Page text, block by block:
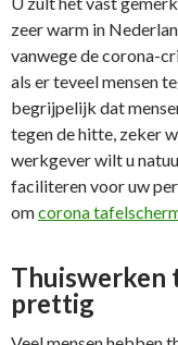
zeer warm in
vanwege de corona-
als er teveel mensen
begrijpelijk dat
tegen de hitte, zeker
werkgever wilt u
faciliteren voor uw
omcorona
prettig